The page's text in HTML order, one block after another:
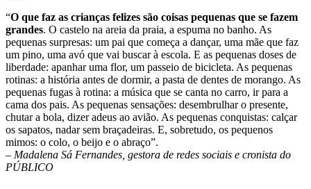
“O que faz as crianças felizes são coisas pequenas que se fazem
grandes. O castelo na areia da praia, a espuma no banho. As
pequenas surpresas: um pai que começa a dançar, uma mãe que faz
um pino, uma avó que vai buscar à escola. E as pequenas doses de
liberdade: apanhar uma flor, um passeio de bicicleta. As pequenas
rotinas: a história antes de dormir, a pasta de dentes de morango. As
pequenas fugas à rotina: a música que se canta no carro, ir para a
cama dos pais. As pequenas sensações: desembrulhar o presente,
chutar a bola, dizer adeus ao avião. As pequenas conquistas: calçar
os sapatos, nadar sem braçadeiras. E, sobretudo, os pequenos
mimos: o colo, o beijo e o abraço”.
– Madalena Sá Fernandes, gestora de redes sociais e cronista do
PÚBLICO